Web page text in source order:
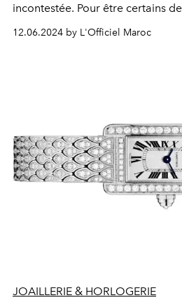
incontestée. Pour être certains
12.06.2024 by L'Officiel Maroc
JOAILLERIE & HORLOGERIE